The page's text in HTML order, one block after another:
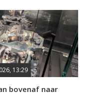
13:29
bovenaf naar